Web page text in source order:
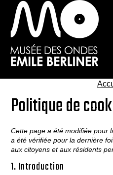
Passer
au
contenu
principal
Politique de
Cette page a été modifiée pour
a été vérifiée pour la dernière
aux citoyens et aux résidents
1. Introduction